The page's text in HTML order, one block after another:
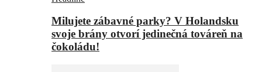
Milujete zábavné parky? V Holandsku
svoje brány otvorí jedinečná továreň na
čokoládu!